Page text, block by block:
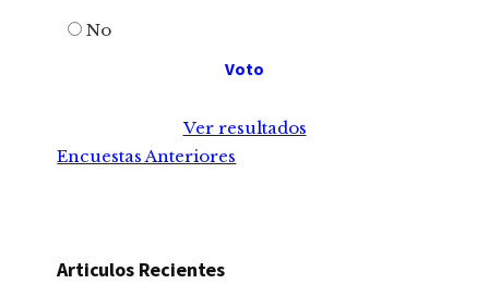
No
Ver resultados
Encuestas Anteriores
Articulos Recientes